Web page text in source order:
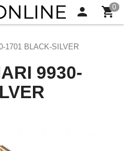
1701 BLACK-SILVER
9930-